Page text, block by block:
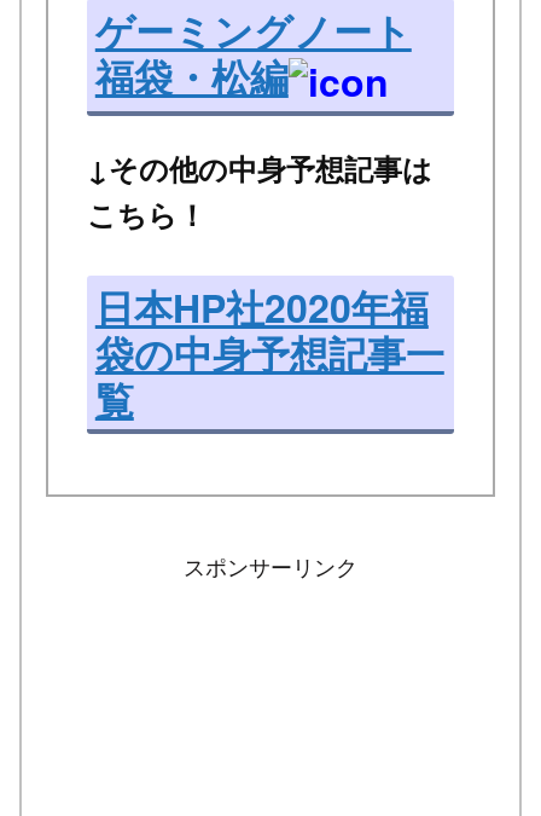
ゲーミングノート
福袋・松編
↓その他の中身予想記事は
こちら！
日本HP社2020年福
袋の中身予想記事一
覧
スポンサーリンク